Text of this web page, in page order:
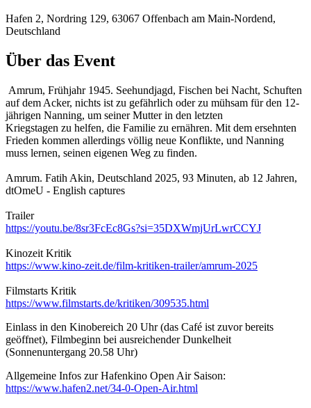
Hafen 2, Nordring 129, 63067 Offenbach am Main-Nordend,
Deutschland
Über das Event
Amrum, Frühjahr 1945. Seehundjagd, Fischen bei Nacht, Schuften
auf dem Acker, nichts ist zu gefährlich oder zu mühsam für den 12-
jährigen Nanning, um seiner Mutter in den letzten
Kriegstagen zu helfen, die Familie zu ernähren. Mit dem ersehnten
Frieden kommen allerdings völlig neue Konflikte, und Nanning
muss lernen, seinen eigenen Weg zu finden.
Amrum. Fatih Akin, Deutschland 2025, 93 Minuten, ab 12 Jahren,
dtOmeU - English captures
Trailer
https://youtu.be/8sr3FcEc8Gs?si=35DXWmjUrLwrCCYJ
Kinozeit Kritik
https://www.kino-zeit.de/film-kritiken-trailer/amrum-2025
Filmstarts Kritik
https://www.filmstarts.de/kritiken/309535.html
Einlass in den Kinobereich 20 Uhr (das Café ist zuvor bereits
geöffnet), Filmbeginn bei ausreichender Dunkelheit
(Sonnenuntergang 20.58 Uhr)
Allgemeine Infos zur Hafenkino Open Air Saison:
https://www.hafen2.net/34-0-Open-Air.html